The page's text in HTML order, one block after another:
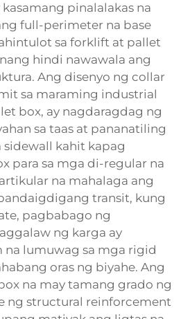
pinalalakas na
full-perimeter na base
sa forklift at pallet
hindi nawawala ang
Ang disenyo ng collar
sa maraming industrial
box, ay nagdaragdag ng
sa taas at pananatiling
kahit kapag
para sa mga di-regular na
na mahalaga ang
transit, kung
pagbabago ng
ng karga ay
lumuwag sa mga rigid
oras ng biyahe. Ang
na may tamang grado ng
ng structural reinforcement